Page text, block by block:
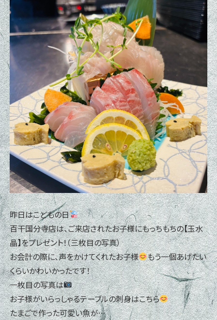
昨日はこどもの日
百干国分寺店は、ご来店されたお子様にもっちもちの【玉水
晶】をプレゼント！（三枚目の写真）
お会計の際に、声をかけてくれたお子様
もう一個あげたい
くらいかわいかったです！
一枚目の写真は
お子様がいらっしゃるテーブルの刺身はこちら
たまごで作った可愛い魚が…